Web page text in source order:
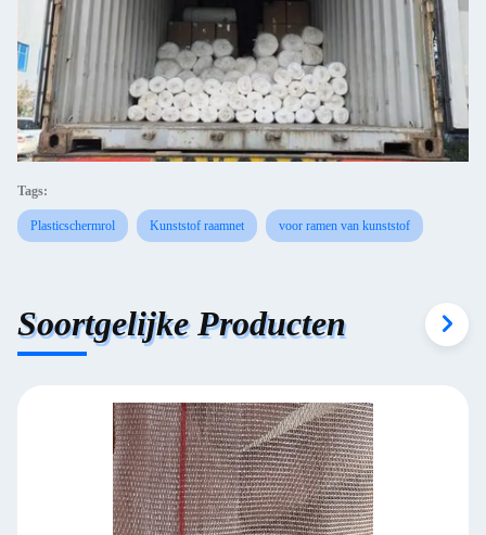
Tags:
Plasticschermrol Kunststof raamnet voor ramen van kunststof
Soortgelijke Producten